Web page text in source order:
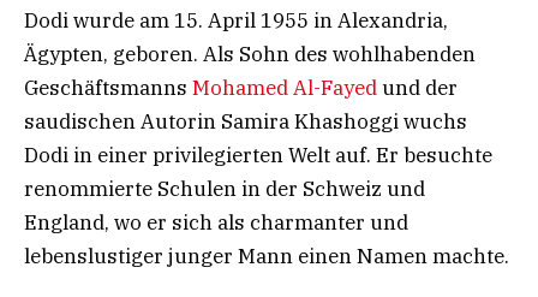
Dodi wurde am 15. April 1955 in Alexandria,
Ägypten, geboren. Als Sohn des wohlhabenden
Geschäftsmanns Mohamed Al-Fayedund der
saudischen Autorin Samira Khashoggi wuchs
Dodi in einer privilegierten Welt auf. Er besuchte
renommierte Schulen in der Schweiz und
England, wo er sich als charmanter und
lebenslustiger junger Mann einen Namen machte.